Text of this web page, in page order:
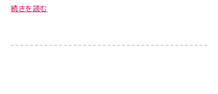
続きを読む